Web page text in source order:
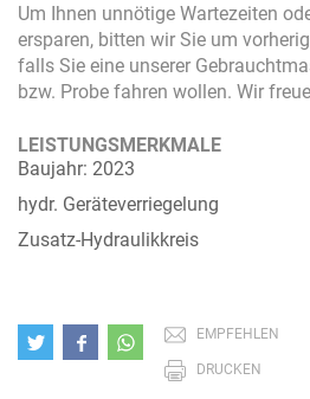
Um Ihnen unnötige Wartezeiten
ersparen, bitten wir Sie um
falls Sie eine unserer
bzw. Probe fahren wollen. Wir
LEISTUNGSMERKMALE
Baujahr: 2023
hydr. Geräteverriegelung
Zusatz-Hydraulikkreis
EMPFEHLEN
DRUCKEN